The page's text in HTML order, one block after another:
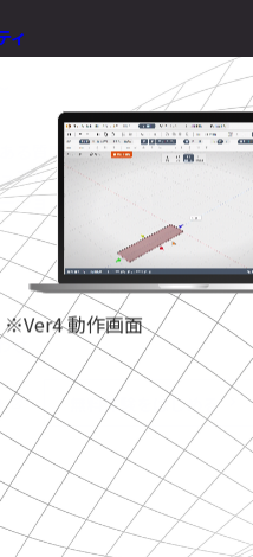
ィ
ある質問
アル
ジョンダウンロード
せ
無料体験をはじめる
※Ver4 動作画面